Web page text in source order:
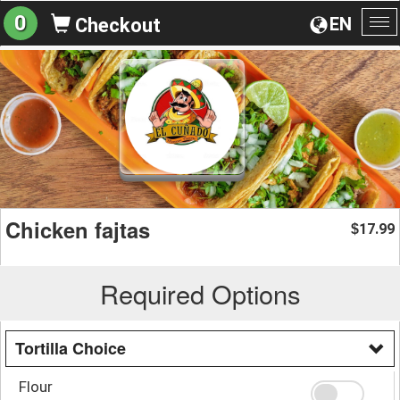
EN
0 Checkout
Chicken fajtas $17.99
Required Options
Tortilla Choice
Flour